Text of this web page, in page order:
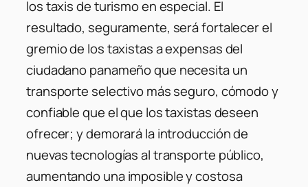
los taxis de turismo en especial. El
resultado, seguramente, será fortalecer el
gremio de los taxistas a expensas del
ciudadano panameño que necesita un
transporte selectivo más seguro, cómodo y
confiable que el que los taxistas deseen
ofrecer; y demorará la introducción de
nuevas tecnologías al transporte público,
aumentando una imposible y costosa